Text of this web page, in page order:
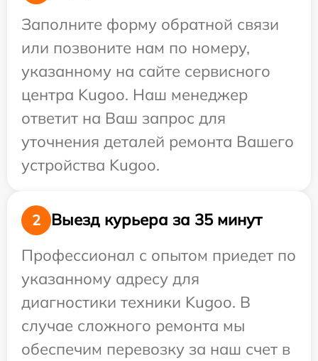
Заполните форму обратной связи
или позвоните нам по номеру,
указанному на сайте сервисного
центра Kugoo. Наш менеджер
ответит на Ваш запрос для
уточнения деталей ремонта Вашего
устройства Kugoo.
2
Выезд курьера за 35 минут
Профессионал с опытом приедет по
указанному адресу для
диагностики техники Kugoo. В
случае сложного ремонта мы
обеспечим перевозку за наш счет в